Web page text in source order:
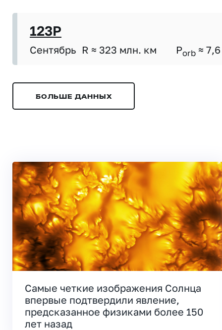
123P
Сентябрь R ≈ 323 млн. км Porb ≈ 7,6
БОЛЬШЕ ДАННЫХ
Самые четкие изображения Солнца
впервые подтвердили явление,
предсказанное физиками более 150
лет назад